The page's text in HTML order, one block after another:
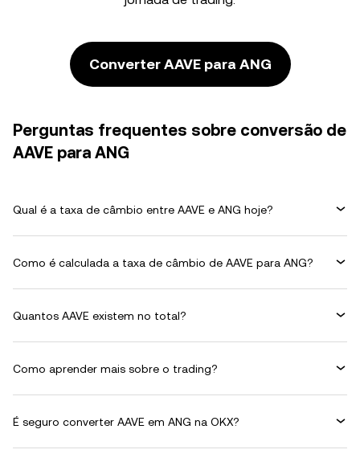
Converter AAVE para ANG
Perguntas frequentes sobre conversão de
AAVE para ANG
Qual é a taxa de câmbio entre AAVE e ANG hoje?
Como é calculada a taxa de câmbio de AAVE para ANG?
Quantos AAVE existem no total?
Como aprender mais sobre o trading?
É seguro converter AAVE em ANG na OKX?